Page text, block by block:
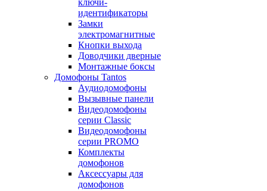
ключи-
идентификаторы
Замки
электромагнитные
Кнопки выхода
Доводчики дверные
Монтажные боксы
Домофоны Tantos
Аудиодомофоны
Вызывные панели
Видеодомофоны
серии Classic
Видеодомофоны
серии PROMO
Комплекты
домофонов
Аксессуары для
домофонов